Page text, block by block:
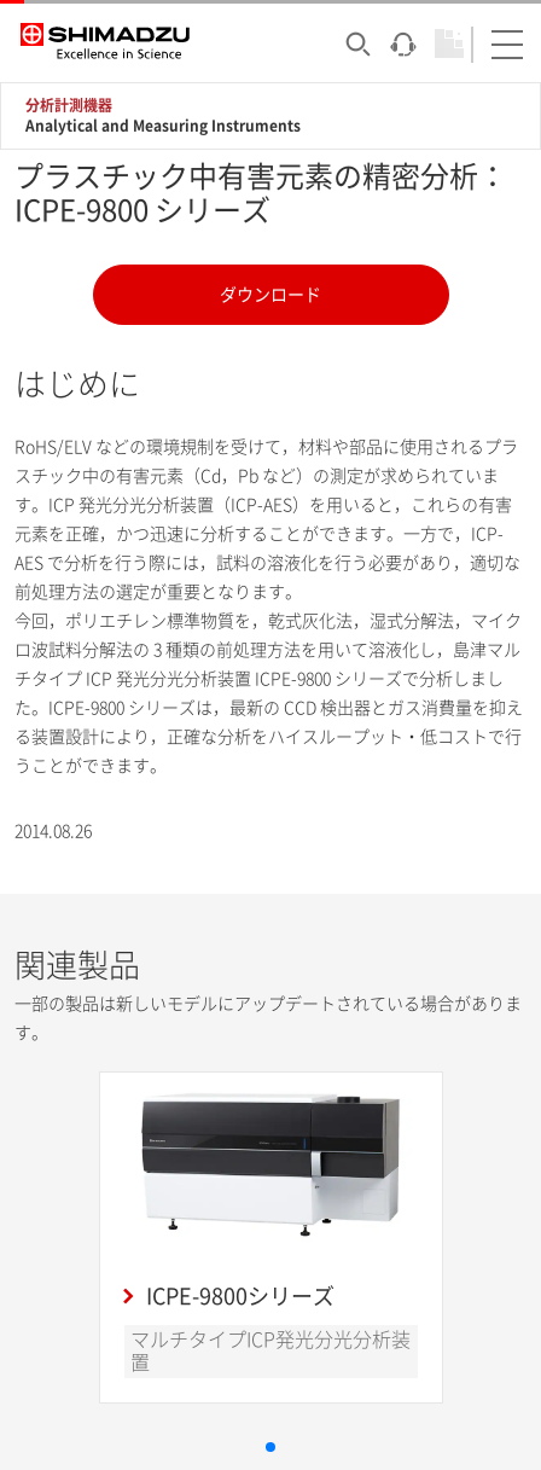
分析計測機器
Analytical and Measuring Instruments
プラスチック中有害元素の精密分析：
ICPE-9800 シリーズ
ダウンロード
はじめに
RoHS/ELV などの環境規制を受けて，材料や部品に使用されるプラ
スチック中の有害元素（Cd，Pb など）の測定が求められていま
す。ICP 発光分光分析装置（ICP-AES）を用いると，これらの有害
元素を正確，かつ迅速に分析することができます。一方で，ICP-
AES で分析を行う際には，試料の溶液化を行う必要があり，適切な
前処理方法の選定が重要となります。
今回，ポリエチレン標準物質を，乾式灰化法，湿式分解法，マイク
ロ波試料分解法の 3 種類の前処理方法を用いて溶液化し，島津マル
チタイプ ICP 発光分光分析装置 ICPE-9800 シリーズで分析しまし
た。ICPE-9800 シリーズは，最新の CCD 検出器とガス消費量を抑え
る装置設計により，正確な分析をハイスループット・低コストで行
うことができます。
2014.08.26
関連製品
一部の製品は新しいモデルにアップデートされている場合がありま
す。
ICPE-9800シリーズ
マルチタイプICP発光分光分析装
置